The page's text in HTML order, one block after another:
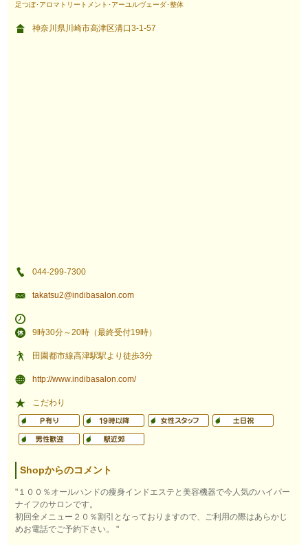
足つぼ･アロマトリートメント･アーユルヴェーダ･整体
神奈川県川崎市高津区溝口3-1-57
044-299-7300
takatsu2@indibasalon.com
9時30分～20時（最終受付19時）
田園都市線高津駅駅より徒歩3分
http://www.indibasalon.com/
こだわり
Shopからのコメント
"１００％オールハンドの痩身インドエステと美容機器で今人気のハイパー
ナイフのサロンです。
初回全メニュー２０％割引となっておりますので、ご利用の際はあらかじ
めお電話でご予約下さい。 "